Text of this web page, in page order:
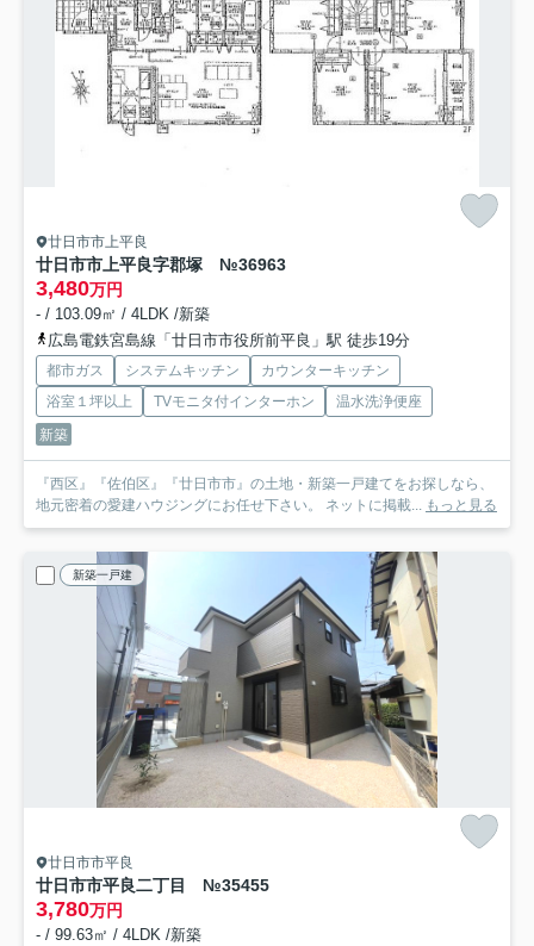
廿日市市上平良
廿日市市上平良字郡塚 №36963
3,480万円
- / 103.09㎡ / 4LDK /新築
広島電鉄宮島線「廿日市市役所前平良」駅 徒歩19分
都市ガス システムキッチン
カウンターキッチン
浴室１坪以上
TVモニタ付インターホン
温水洗浄便座
新築
『西区』『佐伯区』『廿日市市』の土地・新築一戸建てをお探しなら、
地元密着の愛建ハウジングにお任せ下さい。 ネットに掲載... もっと見る
新築一戸建
廿日市市平良
廿日市市平良二丁目 №35455
3,780万円
- / 99.63㎡ / 4LDK /新築